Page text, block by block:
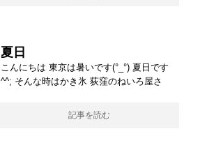
夏日
こんにちは 東京は暑いです(°_°) 夏日です
^^; そんな時はかき氷 荻窪のねいろ屋さ
記事を読む